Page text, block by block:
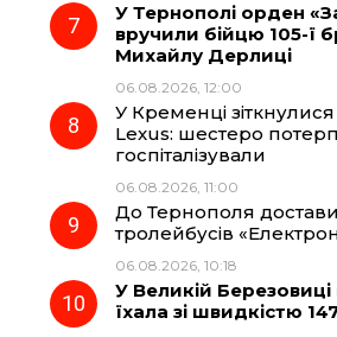
У Тернополі орден
вручили бійцю 105-ї
Михайлу Дерлиці
06.08.2026, 12:00
У Кременці зіткнулися
Lexus: шестеро
госпіталізували
06.08.2026, 11:00
До Тернополя
тролейбусів
06.08.2026, 10:18
У Великій Березовиці
їхала зі швидкістю